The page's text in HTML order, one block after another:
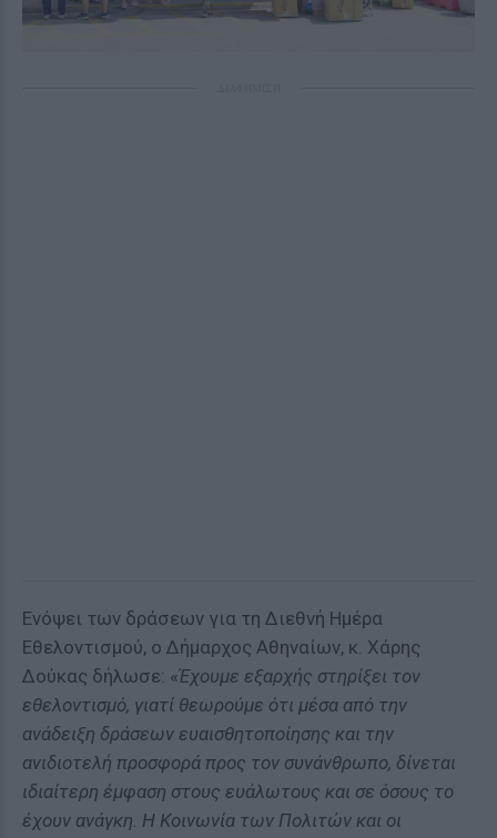
Ενόψει των δράσεων για τη Διεθνή Ημέρα
Εθελοντισμού, ο Δήμαρχος Αθηναίων, κ. Χάρης
Δούκας δήλωσε: «Έχουμε εξαρχής στηρίξει τον
εθελοντισμό, γιατί θεωρούμε ότι μέσα από την
ανάδειξη δράσεων ευαισθητοποίησης και την
ανιδιοτελή προσφορά προς τον συνάνθρωπο, δίνεται
ιδιαίτερη έμφαση στους ευάλωτους και σε όσους το
έχουν ανάγκη. Η Κοινωνία των Πολιτών και οι